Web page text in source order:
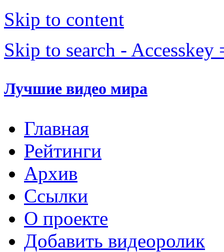
Skip to content
Skip to search - Accesskey
Лучшие видео мира
Главная
Рейтинги
Архив
Ссылки
О проекте
Добавить видеоролик